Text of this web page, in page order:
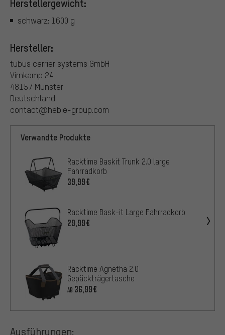
Herstellergewicht:
schwarz: 1600 g
Hersteller:
tubus carrier systems GmbH
Virnkamp 24
48157 Münster
Deutschland
contact@hebie-group.com
Verwandte Produkte
Racktime Baskit Trunk 2.0 large
Fahrradkorb
39,99€
Racktime Bask-it Large Fahrradkorb
29,99€
Racktime Agnetha 2.0
Gepäckträgertasche
AB 36,99€
Ausführungen: